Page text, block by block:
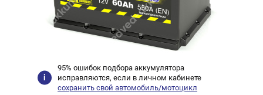
95% ошибок подбора аккумулятора
исправляются, если в личном кабинете
сохранить свой автомобиль/мотоцикл